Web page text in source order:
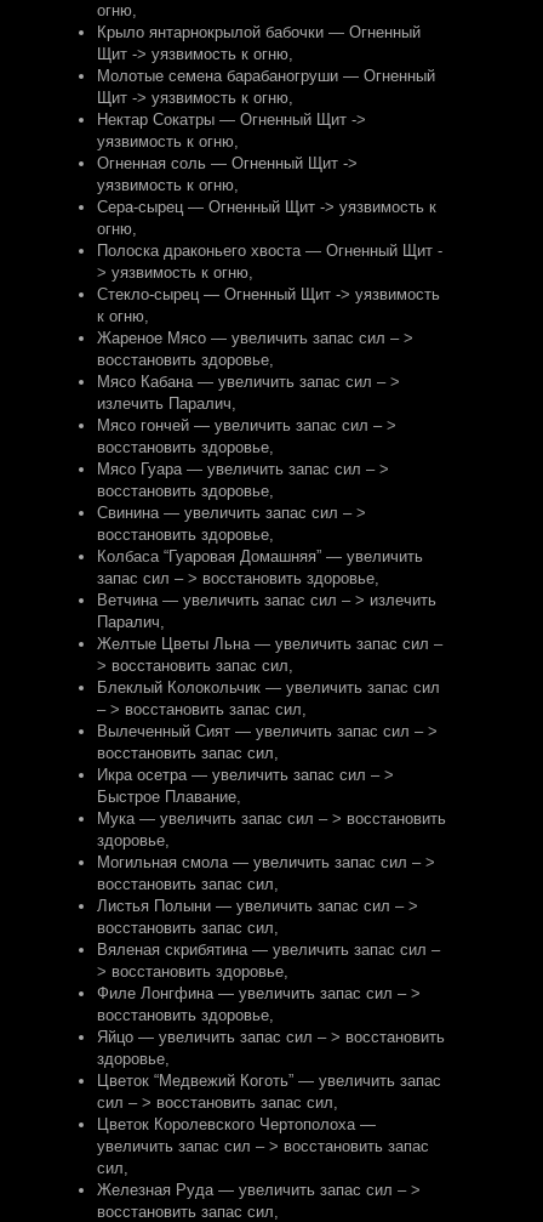
огню,
Крыло янтарнокрылой бабочки — Огненный
Щит -> уязвимость к огню,
Молотые семена барабаногруши — Огненный
Щит -> уязвимость к огню,
Нектар Сокатры — Огненный Щит ->
уязвимость к огню,
Огненная соль — Огненный Щит ->
уязвимость к огню,
Сера-сырец — Огненный Щит -> уязвимость к
огню,
Полоска драконьего хвоста — Огненный Щит -
> уязвимость к огню,
Стекло-сырец — Огненный Щит -> уязвимость
к огню,
Жареное Мясо — увеличить запас сил – >
восстановить здоровье,
Мясо Кабана — увеличить запас сил – >
излечить Паралич,
Мясо гончей — увеличить запас сил – >
восстановить здоровье,
Мясо Гуара — увеличить запас сил – >
восстановить здоровье,
Свинина — увеличить запас сил – >
восстановить здоровье,
Колбаса “Гуаровая Домашняя” — увеличить
запас сил – > восстановить здоровье,
Ветчина — увеличить запас сил – > излечить
Паралич,
Желтые Цветы Льна — увеличить запас сил –
> восстановить запас сил,
Блеклый Колокольчик — увеличить запас сил
– > восстановить запас сил,
Вылеченный Сият — увеличить запас сил – >
восстановить запас сил,
Икра осетра — увеличить запас сил – >
Быстрое Плавание,
Мука — увеличить запас сил – > восстановить
здоровье,
Могильная смола — увеличить запас сил – >
восстановить запас сил,
Листья Полыни — увеличить запас сил – >
восстановить запас сил,
Вяленая скрибятина — увеличить запас сил –
> восстановить здоровье,
Филе Лонгфина — увеличить запас сил – >
восстановить здоровье,
Яйцо — увеличить запас сил – > восстановить
здоровье,
Цветок “Медвежий Коготь” — увеличить запас
сил – > восстановить запас сил,
Цветок Королевского Чертополоха —
увеличить запас сил – > восстановить запас
сил,
Железная Руда — увеличить запас сил – >
восстановить запас сил,